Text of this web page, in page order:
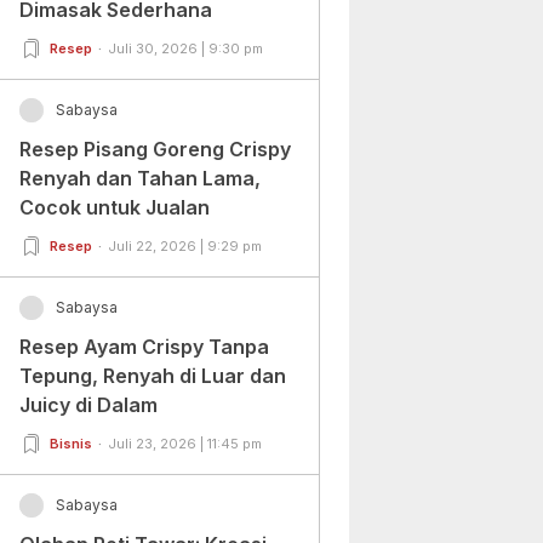
Dimasak Sederhana
Resep Juli 30, 2026 | 9:30 pm
Sabaysa
Resep Pisang Goreng Crispy
Renyah dan Tahan Lama,
Cocok untuk Jualan
Resep Juli 22, 2026 | 9:29 pm
Sabaysa
Resep Ayam Crispy Tanpa
Tepung, Renyah di Luar dan
Juicy di Dalam
Bisnis Juli 23, 2026 | 11:45 pm
Sabaysa